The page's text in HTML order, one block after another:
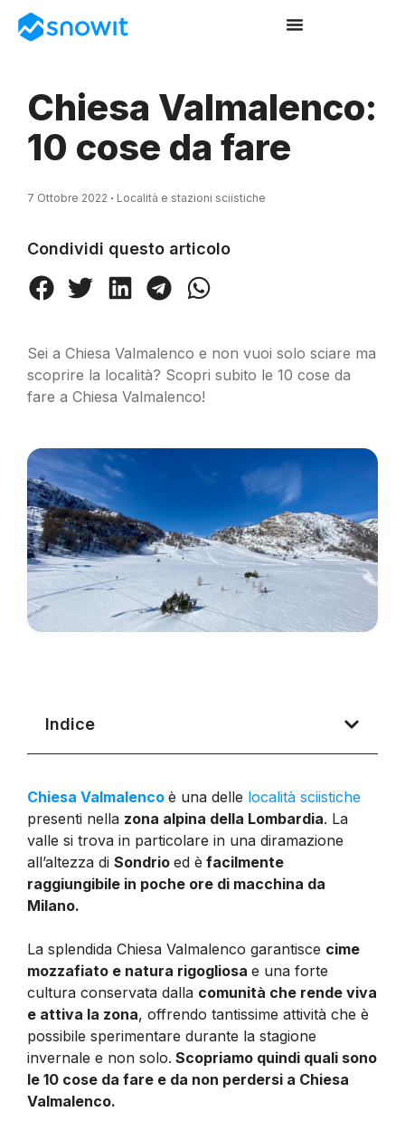
Chiesa Valmalenco:
10 cose da fare
7 Ottobre 2022 Località e stazioni sciistiche
Condividi questo articolo
Sei a Chiesa Valmalenco e non vuoi solo sciare ma
scoprire la località? Scopri subito le 10 cose da
fare a Chiesa Valmalenco!
Indice
Chiesa Valmalenco è una delle località sciistiche
presenti nella zona alpina della Lombardia. La
valle si trova in particolare in una diramazione
all’altezza di Sondrio ed è facilmente
raggiungibile in poche ore di macchina da
Milano.
La splendida Chiesa Valmalenco garantisce cime
mozzafiato e natura rigogliosa e una forte
cultura conservata dalla comunità che rende viva
e attiva la zona, offrendo tantissime attività che è
possibile sperimentare durante la stagione
invernale e non solo. Scopriamo quindi quali sono
le 10 cose da fare e da non perdersi a Chiesa
Valmalenco.